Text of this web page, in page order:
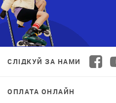
СЛІДКУЙ ЗА НАМИ
ОПЛАТА ОНЛАЙН